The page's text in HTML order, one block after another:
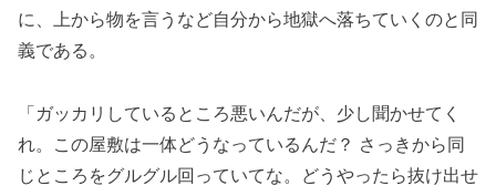
に、上から物を言うなど自分から地獄へ落ちていくのと同
義である。
「ガッカリしているところ悪いんだが、少し聞かせてく
れ。この屋敷は一体どうなっているんだ？ さっきから同
じところをグルグル回っていてな。どうやったら抜け出せ